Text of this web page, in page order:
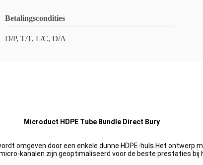
Betalingscondities
D/P, T/T, L/C, D/A
Microduct HDPE Tube Bundle Direct Bury
omgeven door een enkele dunne HDPE-huls.Het ontwerp
kanalen zijn geoptimaliseerd voor de beste prestaties bij